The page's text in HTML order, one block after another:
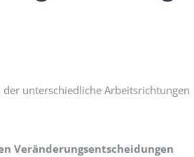
unterschiedliche Arbeitsrichtungen
Veränderungsentscheidungen